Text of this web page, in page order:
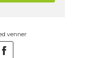
venner